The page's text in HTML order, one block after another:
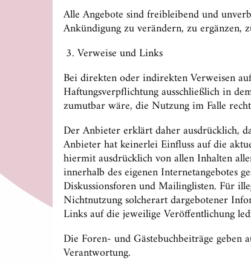
Alle Angebote sind freibleibend und
Ankündigung zu verändern, zu ergänzen,
Verweise und Links
Bei direkten oder indirekten Verweisen
Haftungsverpflichtung ausschließlich in
zumutbar wäre, die Nutzung im Falle
Der Anbieter erklärt daher ausdrücklich,
Anbieter hat keinerlei Einfluss auf die
hiermit ausdrücklich von allen Inhalten
innerhalb des eigenen Internetangebotes
Diskussionsforen und Mailinglisten. Für
Nichtnutzung solcherart dargebotener
Links auf die jeweilige Veröffentlichung
Die Foren- und Gästebuchbeiträge geben
Verantwortung.